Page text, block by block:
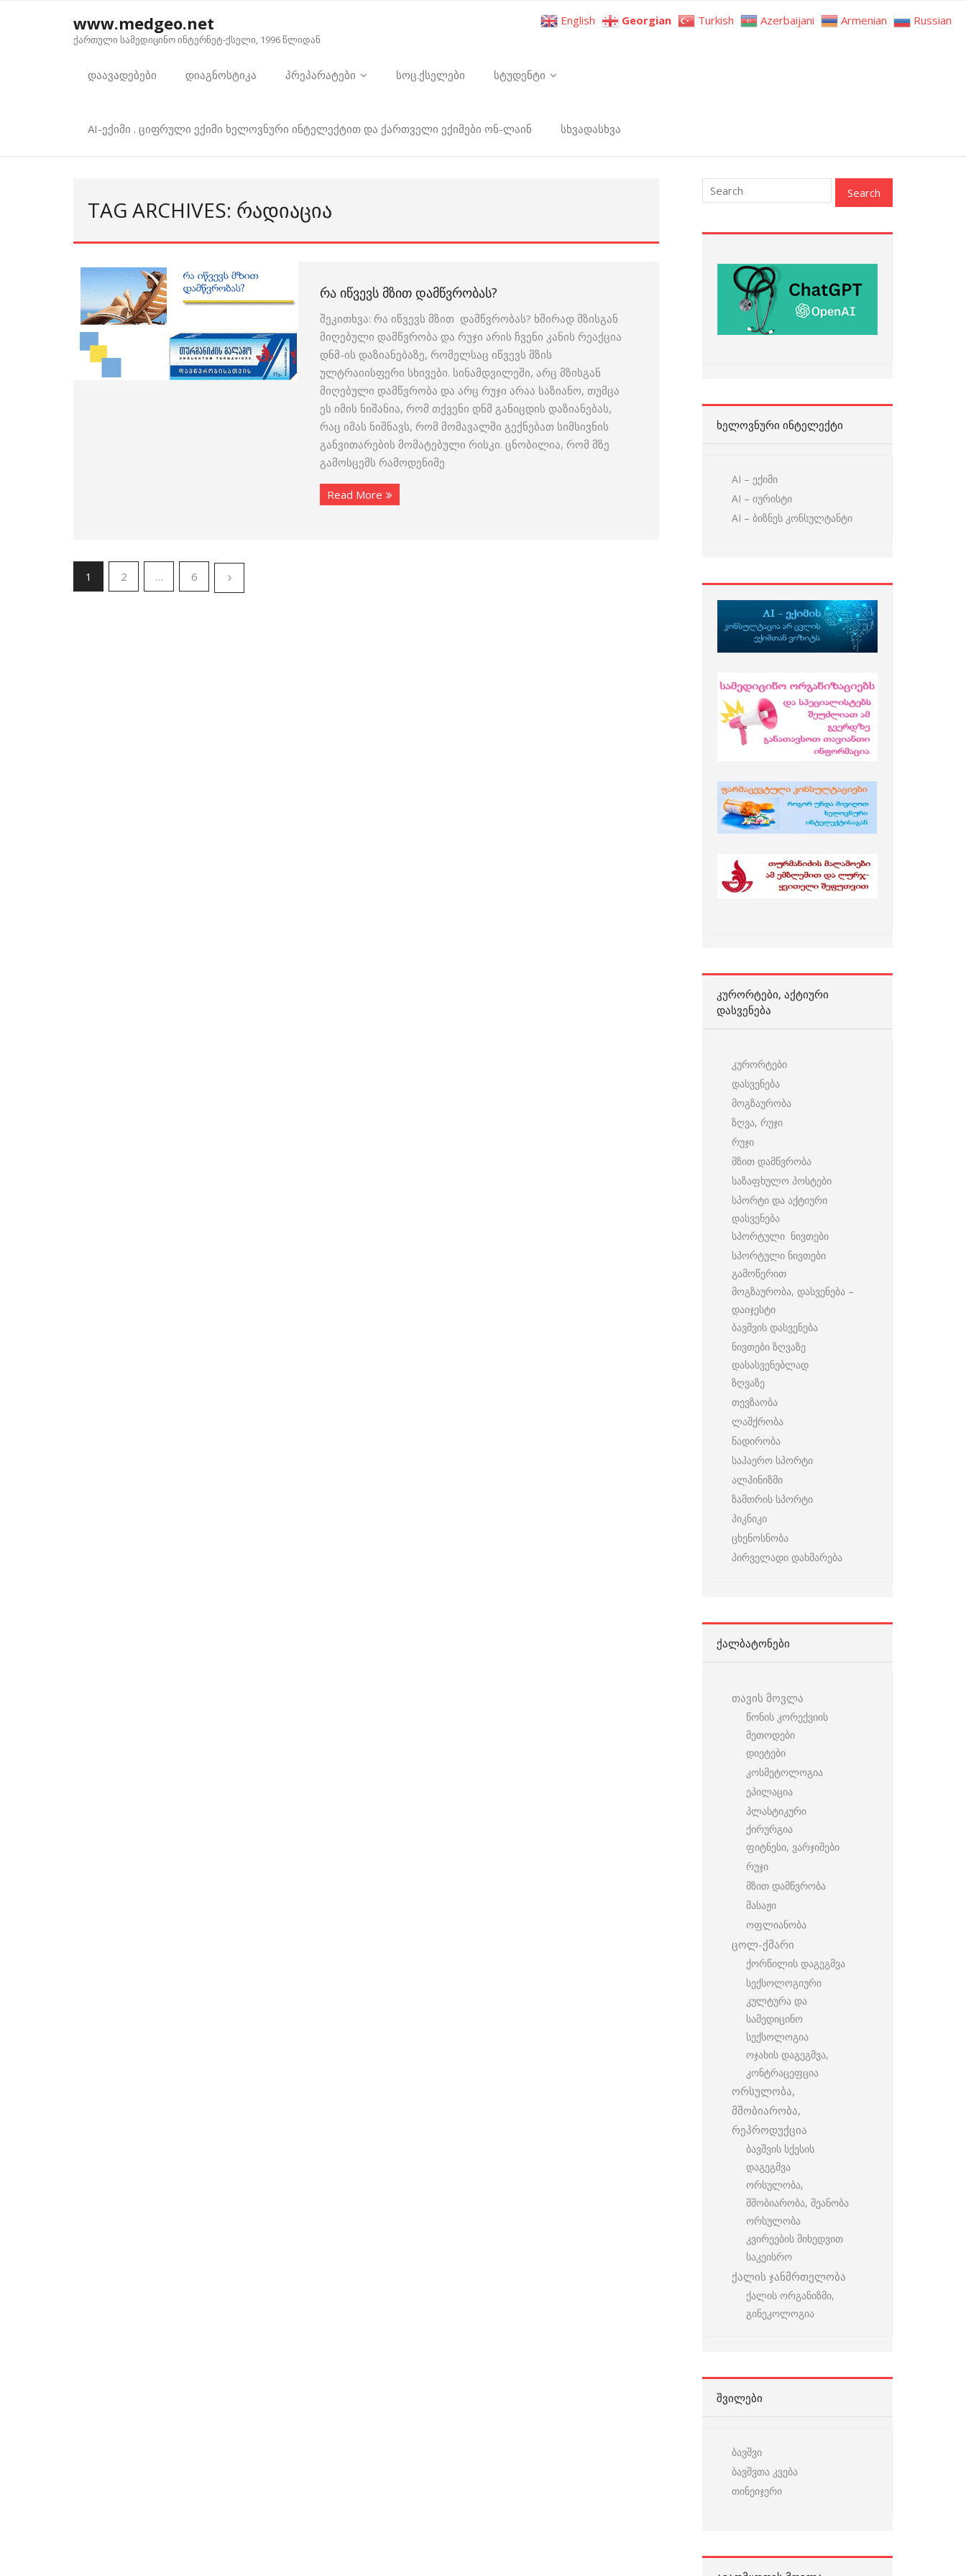
www.medgeo.net
ქართული სამედიცინო ინტერნეტ-ქსელი, 1996 წლიდან
დაავადებები დიაგნოსტიკა პრეპარატები სოც.ქსელები სტუდენტი
AI-ექიმი . ციფრული ექიმი ხელოვნური ინტელექტით და ქართველი ექიმები ონ-ლაინ სხვადასხვა
TAG ARCHIVES: ᲠᲐᲓᲘᲐᲪᲘᲐ
ᲠᲐ ᲘᲬᲕᲔᲕᲡ ᲛᲖᲘᲗ ᲓᲐᲛᲬᲕᲠᲝᲑᲐᲡ?
შეკითხვა: რა იწვევს მზით დამწვრობას? ხშირად მზისგან
მიღებული დამწვრობა და რუჯი არის ჩვენი კანის რეაქცია
დნმ-ის დაზიანებაზე, რომელსაც იწვევს მზის
ულტრაიისფერი სხივები. სინამდვილეში, არც მზისგან
მიღებული დამწვრობა და არც რუჯი არაა საზიანო, თუმცა
ეს იმის ნიშანია, რომ თქვენი დნმ განიცდის დაზიანებას,
რაც იმას ნიშნავს, რომ მომავალში გექნებათ სიმსივნის
განვითარების მომატებული რისკი. ცნობილია, რომ მზე
გამოსცემს რამოდენიმე
Read More
1 2 … 6
ᲮᲔᲚᲝᲕᲜᲣᲠᲘ ᲘᲜᲢᲔᲚᲔᲥᲢᲘ
AI – ექიმი
AI – იურისტი
AI – ბიზნეს კონსულტანტი
ᲙᲣᲠᲝᲠᲢᲔᲑᲘ, ᲐᲥᲢᲘᲣᲠᲘ
ᲓᲐᲡᲕᲔᲜᲔᲑᲐ
კურორტები
დასვენება
მოგზაურობა
ზღვა, რუჯი
რუჯი
მზით დამწვრობა
საზაფხულო პოსტები
სპორტი და აქტიური
დასვენება
სპორტული ნივთები
სპორტული ნივთები
გამოწერით
მოგზაურობა, დასვენება –
დაიჯესტი
ბავშვის დასვენება
ნივთები ზღვაზე
დასასვენებლად
ზღვაზე
თევზაობა
ლაშქრობა
ნადირობა
საჰაერო სპორტი
ალპინიზმი
ზამთრის სპორტი
პიკნიკი
ცხენოსნობა
პირველადი დახმარება
ᲥᲐᲚᲑᲐᲢᲝᲜᲔᲑᲘ
თავის მოვლა
წონის კორექვიის
მეთოდები
დიეტები
კოსმეტოლოგია
ეპილაცია
პლასტიკური
ქირურგია
ფიტნესი, ვარჯიშები
რუჯი
მზით დამწვრობა
მასაჟი
ოფლიანობა
ცოლ-ქმარი
ქორწილის დაგეგმვა
სექსოლოგიური
კულტურა და
სამედიცინო
სექსოლოგია
ოჯახის დაგეგმვა,
კონტრაცეფცია
ორსულობა,
მშობიარობა,
რეპროდუქცია
ბავშვის სქესის
დაგეგმვა
ორსულობა,
მშობიარობა, მეანობა
ორსულობა
კვირეების მიხედვით
საკეისრო
ქალის ჯანმრთელობა
ქალის ორგანიზმი,
გინეკოლოგია
ᲨᲕᲘᲚᲔᲑᲘ
ბავშვი
ბავშვთა კვება
თინეიჯერი
English Georgian Turkish Azerbaijani Armenian Russian